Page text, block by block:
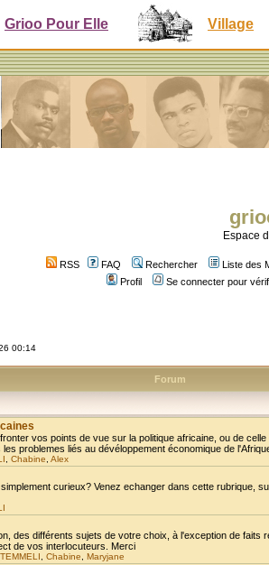
Grioo Pour Elle Village
Espace
RSS FAQ Rechercher Liste des
Profil
Se connecter pour
00:14
Forum
vos points de vue sur la politique africaine, ou de
problemes liés au dévéloppement économique de
Chabine Alex
curieux? Venez echanger dans cette rubrique,
des différents sujets de votre choix, à l'exception de faits
de vos interlocuteurs. Merci
Chabine Maryjane